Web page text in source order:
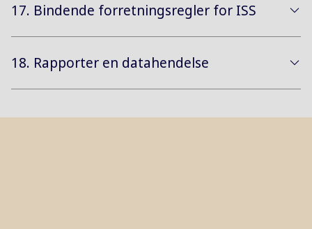
17. Bindende forretningsregler for ISS
18. Rapporter en datahendelse